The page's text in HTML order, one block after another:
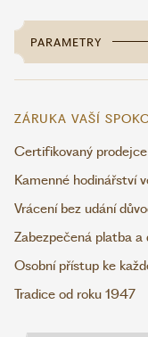
PARAMETRY
ZÁRUKA VAŠÍ
Certifikovaný
Kamenné hodinářství
Vrácení bez udání
Zabezpečená platba a
Osobní přístup ke
Tradice od roku 1947